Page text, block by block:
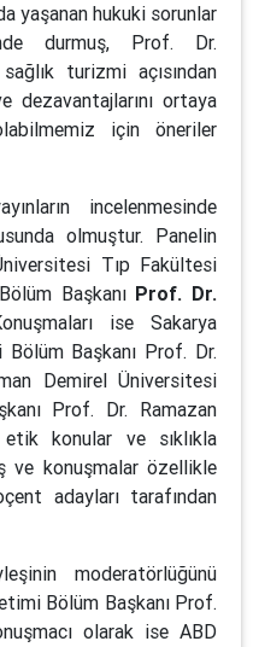
yaşanan hukuki sorunlar
durmuş, Prof. Dr.
turizmi açısından
dezavantajlarını ortaya
için öneriler
incelenmesinde
olmuştur. Panelin
Tıp Fakültesi
Başkanı Prof. Dr.
ise Sakarya
Başkanı Prof. Dr.
Demirel Üniversitesi
Prof. Dr. Ramazan
etik konular ve sıklıkla
ve konuşmalar özellikle
adayları tarafından
moderatörlüğünü
Bölüm Başkanı Prof.
olarak ise ABD